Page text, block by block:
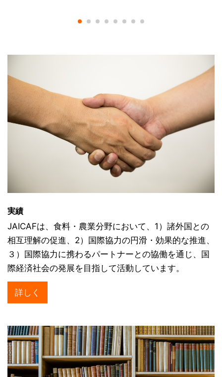
実績
JAICAFは、食料・農業分野において、1）諸外国との
相互理解の促進、2）国際協力の円滑・効果的な推進、
３）国際協力に携わるパートナーとの協働を通じ、国
際経済社会の発展を目指して活動しています。
詳しく